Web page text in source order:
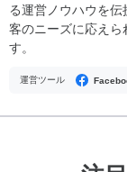
る運営ノウハウを
客のニーズに応え
す。
運営ツール